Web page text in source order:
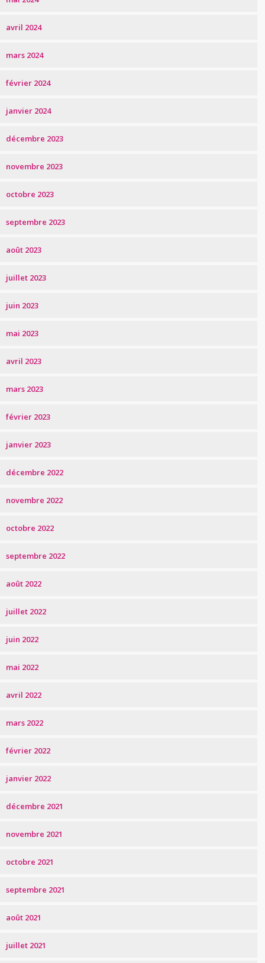
avril 2024
mars 2024
février 2024
janvier 2024
décembre 2023
novembre 2023
octobre 2023
septembre 2023
août 2023
juillet 2023
juin 2023
mai 2023
avril 2023
mars 2023
février 2023
janvier 2023
décembre 2022
novembre 2022
octobre 2022
septembre 2022
août 2022
juillet 2022
juin 2022
mai 2022
avril 2022
mars 2022
février 2022
janvier 2022
décembre 2021
novembre 2021
octobre 2021
septembre 2021
août 2021
juillet 2021